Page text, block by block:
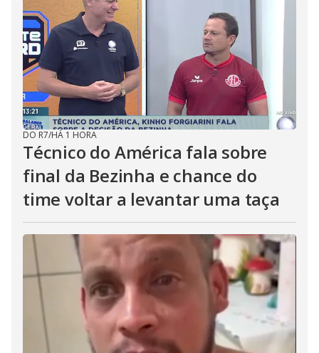
DO R7/HÁ 1 HORA
Técnico do América fala sobre
final da Bezinha e chance do
time voltar a levantar uma taça